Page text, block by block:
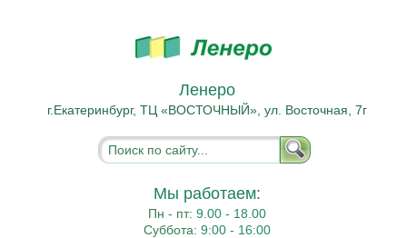
Ленеро
г.Екатеринбург, ТЦ «ВОСТОЧНЫЙ», ул. Восточная, 7г
Мы работаем:
Пн - пт:9.00 - 18.00
Суббота:9:00 - 16:00